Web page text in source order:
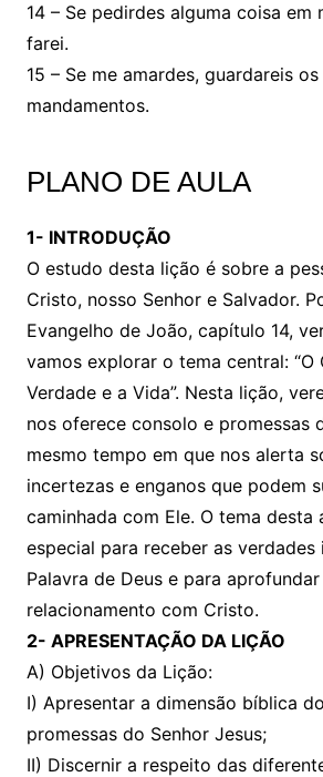
14 – Se pedirdes alguma coisa em
farei.
15 – Se me amardes, guardareis
mandamentos.
PLANO DE AULA
1- INTRODUÇÃO
O estudo desta lição é sobre a
Cristo, nosso Senhor e Salvador.
Evangelho de João, capítulo 14,
vamos explorar o tema central: “O
Verdade e a Vida”. Nesta lição,
nos oferece consolo e promessas
mesmo tempo em que nos alerta
incertezas e enganos que podem
caminhada com Ele. O tema desta
especial para receber as verdades
Palavra de Deus e para
relacionamento com Cristo.
2- APRESENTAÇÃO DA LIÇÃO
A) Objetivos da Lição:
I) Apresentar a dimensão bíblica
promessas do Senhor Jesus;
II) Discernir a respeito das